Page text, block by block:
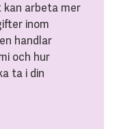
arbeta mer
inom
handlar
och hur
ta i din